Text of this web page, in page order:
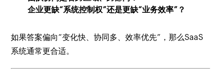
企业更缺“系统控制权”还是更缺“业务效率”？
如果答案偏向“变化快、协同多、效率优先”，那么SaaS
系统通常更合适。